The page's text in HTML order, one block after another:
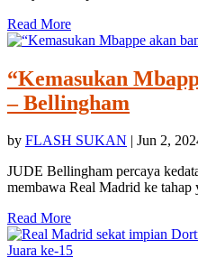
Read More
“Kemasukan
– Bellingham
by FLASH SUKAN Jun 2,
JUDE Bellingham percaya
membawa Real Madrid ke tahap
Read More